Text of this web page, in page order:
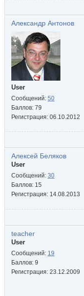
Александр Антонов
User
Сообщений: 50
Баллов: 79
Регистрация: 06.10.2012
Алексей Беляков
User
Сообщений: 30
Баллов: 15
Регистрация: 14.08.2013
teacher
User
Сообщений: 19
Баллов: 9
Регистрация: 23.12.2009